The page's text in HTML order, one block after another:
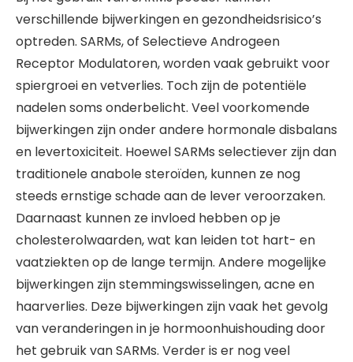
verschillende bijwerkingen en gezondheidsrisico’s
optreden. SARMs, of Selectieve Androgeen
Receptor Modulatoren, worden vaak gebruikt voor
spiergroei en vetverlies. Toch zijn de potentiële
nadelen soms onderbelicht. Veel voorkomende
bijwerkingen zijn onder andere hormonale disbalans
en levertoxiciteit. Hoewel SARMs selectiever zijn dan
traditionele anabole steroïden, kunnen ze nog
steeds ernstige schade aan de lever veroorzaken.
Daarnaast kunnen ze invloed hebben op je
cholesterolwaarden, wat kan leiden tot hart- en
vaatziekten op de lange termijn. Andere mogelijke
bijwerkingen zijn stemmingswisselingen, acne en
haarverlies. Deze bijwerkingen zijn vaak het gevolg
van veranderingen in je hormoonhuishouding door
het gebruik van SARMs. Verder is er nog veel